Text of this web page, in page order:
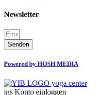
Newsletter
Senden
Powered by HOSH MEDIA
ins Konto einloggen